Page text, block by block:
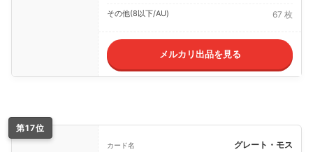
その他(8以下/AU) 67 枚
メルカリ出品を見る
第17位
カード名 グレート・モス